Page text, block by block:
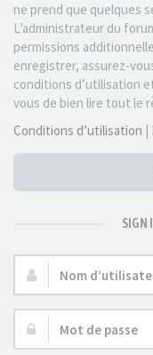
ne prend que quelques
L’administrateur du
permissions
enregistrer, assurez-
conditions d’utilisation
vous de bien lire tout le
Conditions d’utilisation |
SIGN
Nom
d’utilisateur :
Mot
de